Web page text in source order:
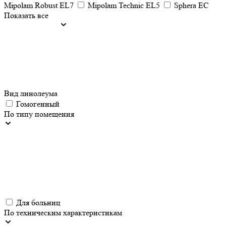
Mipolam Robust EL7
Mipolam Technic EL5
Sphera EC
Показать все
Вид линолеума
Гомогенный
По типу помещения
Для больниц
По техническим характеристикам